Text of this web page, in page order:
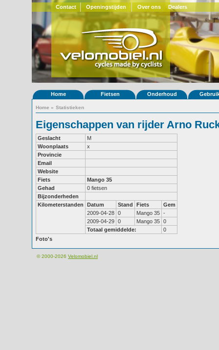
Contact Openingstijden Over ons Dealers
Home Fietsen Onderhoud
Home » Statistieken
Eigenschappen van rijder Arno
Geslacht
M
Woonplaats
x
Provincie
Email
Website
Fiets
Mango 35
Gehad
0 fietsen
Bijzonderheden
Kilometerstanden
Datum Stand Fiets
Gem
2009-04-28 0 Mango 35 -
2009-04-29 0 Mango 35 0
Totaal gemiddelde:
0
Foto's
© 2000-2026 Velomobiel.nl